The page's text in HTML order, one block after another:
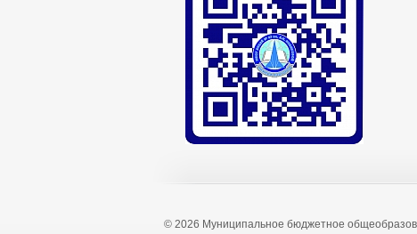
© 2026 Муниципальное бюджетное